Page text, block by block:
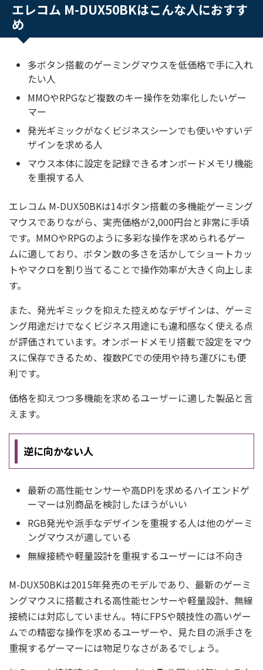
エレコム M-DUX50BKはこんな人におすす
め
多ボタン搭載のゲーミングマウスを低価格で手に入れ
たい人
MMOやRPGなど複数のキー操作を効率化したいゲー
マー
発光ギミックがなくビジネスシーンでも使いやすいデ
ザインを求める人
マウス本体に設定を記録できるオンボードメモリ機能
を重視する人
エレコム M-DUX50BKは14ボタン搭載の多機能ゲーミング
マウスでありながら、実売価格が2,000円台と非常に手頃
です。MMOやRPGのように多彩な操作を求められるゲー
ムに適しており、ボタン数の多さを活かしてショートカッ
トやマクロを割り当てることで操作効率が大きく向上しま
す。
また、発光ギミックを抑えた控えめなデザインは、ゲーミ
ング用途だけでなくビジネス用途にも違和感なく使える点
が評価されています。オンボードメモリ搭載で設定をマウ
スに保存できるため、複数PCでの使用や持ち運びにも便
利です。
価格を抑えつつ多機能を求めるユーザーに適した製品と言
えます。
逆に向かない人
最新の高性能センサーや高DPIを求めるハイエンドゲ
ーマーは別商品を検討したほうがいい
RGB発光や派手なデザインを重視する人は他のゲーミ
ングマウスが適している
無線接続や軽量設計を重視するユーザーには不向き
M-DUX50BKは2015年発売のモデルであり、最新のゲーミ
ングマウスに搭載される高性能センサーや軽量設計、無線
接続には対応していません。特にFPSや競技性の高いゲー
ムでの精密な操作を求めるユーザーや、見た目の派手さを
重視するゲーマーには物足りなさがあるでしょう。